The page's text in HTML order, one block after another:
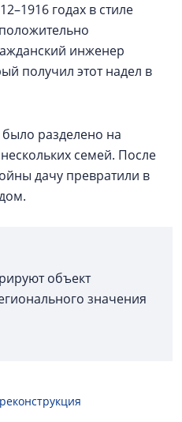
годах в стиле
инженер
получил этот надел в
разделено на
семей. После
дачу превратили в
объект
значения